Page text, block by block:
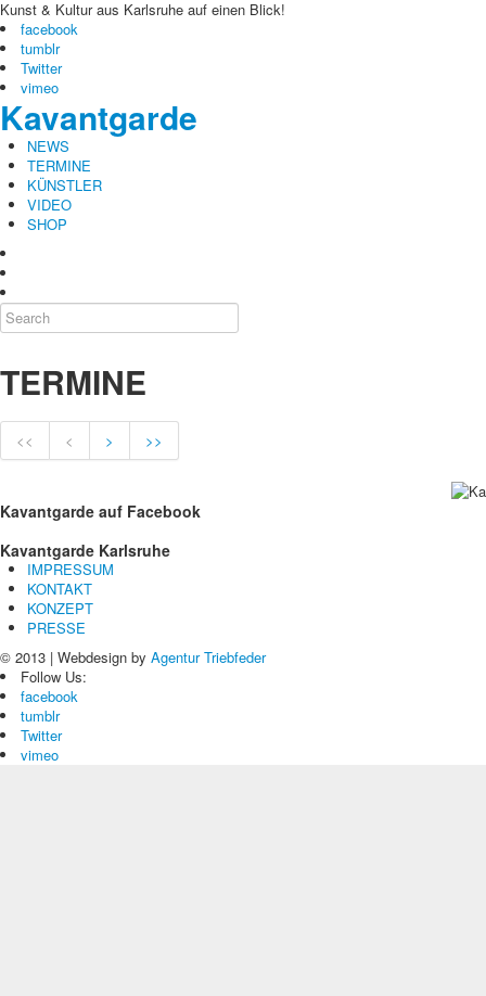
Kunst & Kultur aus Karlsruhe auf einen Blick!
facebook
tumblr
Twitter
vimeo
Kavantgarde
NEWS
TERMINE
KÜNSTLER
VIDEO
SHOP
TERMINE
<< < > >>
Kavantgarde auf Facebook
Kavantgarde Karlsruhe
IMPRESSUM
KONTAKT
KONZEPT
PRESSE
© 2013 | Webdesign by Agentur Triebfeder
Follow Us:
facebook
tumblr
Twitter
vimeo